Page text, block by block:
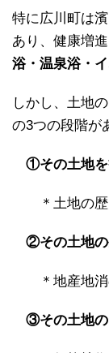
特に広川町は
あり、健康増
浴・温泉浴・イ
しかし、土地
の3つの段階が
①その土地を
＊土地の歴
②その土地の
＊地産地消
③その土地の